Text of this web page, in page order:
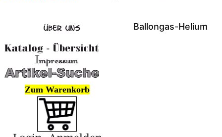
Ballongas-Helium
Zum Warenkorb